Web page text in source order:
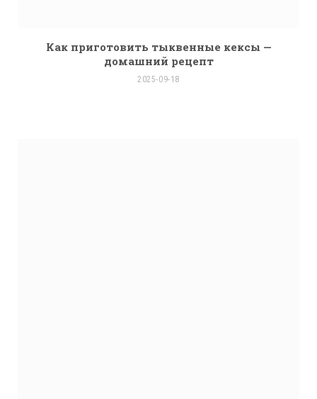
Как приготовить тыквенные кексы —
домашний рецепт
2025-09-18